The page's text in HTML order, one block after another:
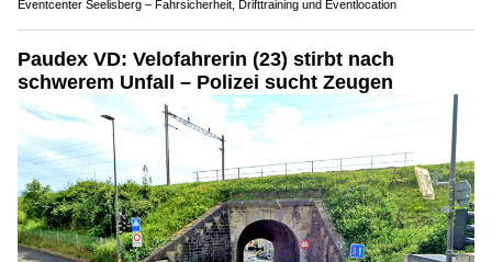
Eventcenter Seelisberg – Fahrsicherheit, Drifttraining und Eventlocation
Paudex VD: Velofahrerin (23) stirbt nach
schwerem Unfall – Polizei sucht Zeugen